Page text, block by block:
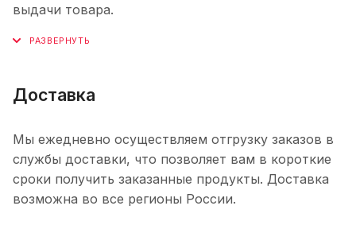
выдачи товара.
Доставка
Мы ежедневно осуществляем отгрузку заказов в
службы доставки, что позволяет вам в короткие
сроки получить заказанные продукты. Доставка
возможна во все регионы России.